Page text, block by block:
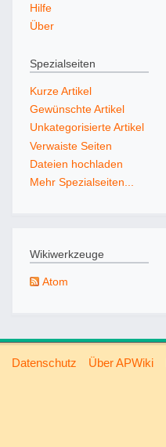
Hilfe
Über
Spezialseiten
Kurze Artikel
Gewünschte Artikel
Unkategorisierte Artikel
Verwaiste Seiten
Dateien hochladen
Mehr Spezialseiten...
Wikiwerkzeuge
Atom
Datenschutz Über APWiki